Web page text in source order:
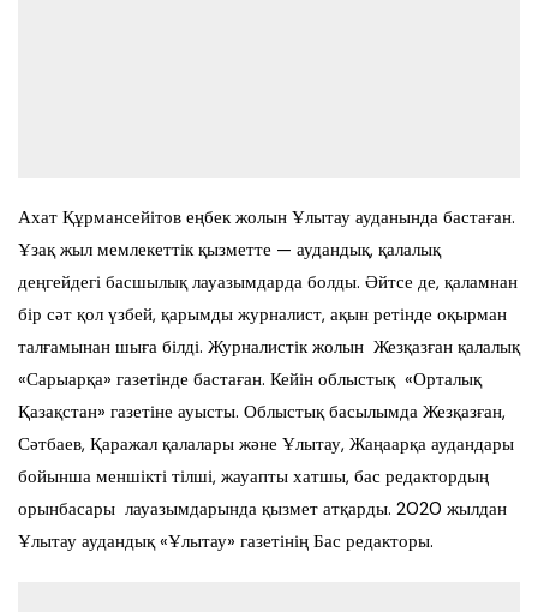
Ахат Құрмансейітов еңбек жолын Ұлытау ауданында бастаған.
Ұзақ жыл мемлекеттік қызметте — аудандық, қалалық
деңгейдегі басшылық лауазымдарда болды. Әйтсе де, қаламнан
бір сәт қол үзбей, қарымды журналист, ақын ретінде оқырман
талғамынан шыға білді. Журналистік жолын Жезқазған қалалық
«Сарыарқа» газетінде бастаған. Кейін облыстық «Орталық
Қазақстан» газетіне ауысты. Облыстық басылымда Жезқазған,
Сәтбаев, Қаражал қалалары және Ұлытау, Жаңаарқа аудандары
бойынша меншікті тілші, жауапты хатшы, бас редактордың
орынбасары лауазымдарында қызмет атқарды. 2020 жылдан
Ұлытау аудандық «Ұлытау» газетінің Бас редакторы.